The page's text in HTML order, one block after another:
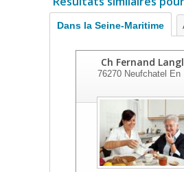
Dans la Seine-Maritime
Ch Fernand
76270Neufchatel En